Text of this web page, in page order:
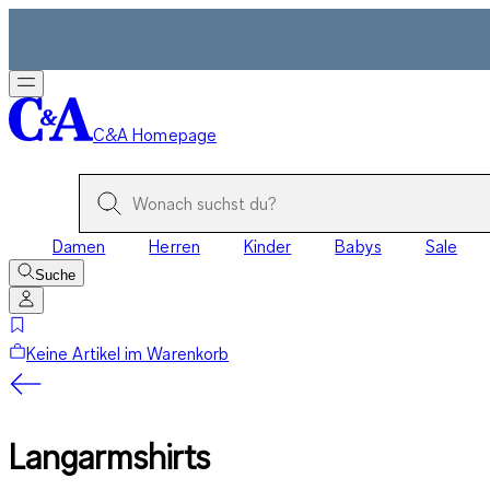
C&A Homepage
Damen Herren Kinder Babys Sale
Suche
Keine Artikel im Warenkorb
Langarmshirts